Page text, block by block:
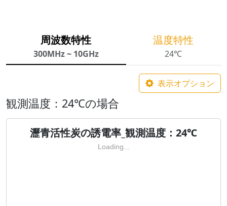
周波数特性
300MHz ~ 10GHz
温度特性
24℃
表示オプション
観測温度：24℃の場合
瀝青活性炭の誘電率_観測温度：24℃
Loading...